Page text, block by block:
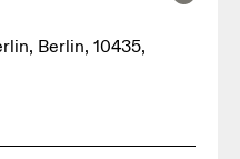
Berlin, 10435,